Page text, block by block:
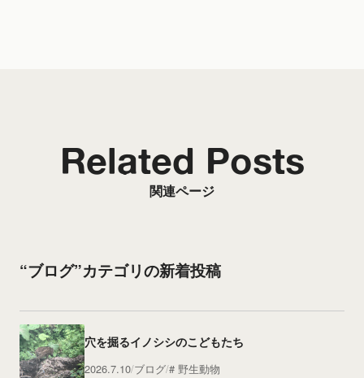
関連ページ
Related Posts
“ブログ”カテゴリの新着投稿
穴を掘るイノシシのこどもたち
2026.7.10 ブログ 野生動物